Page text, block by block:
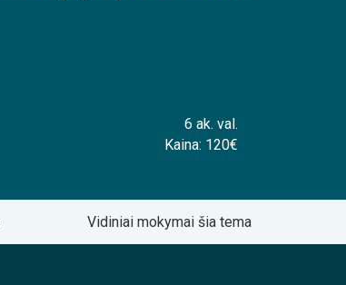
6 ak. val.
Kaina: 120€
Vidiniai mokymai šia tema